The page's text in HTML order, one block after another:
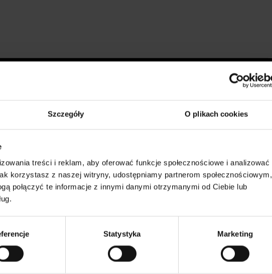
Szczegóły O plikach cookies
treści i reklam, aby oferować funkcje społecznościowe i analizować
korzystasz z naszej witryny, udostępniamy partnerom społecznościowym,
połączyć te informacje z innymi danymi otrzymanymi od Ciebie lub
Statystyka Marketing